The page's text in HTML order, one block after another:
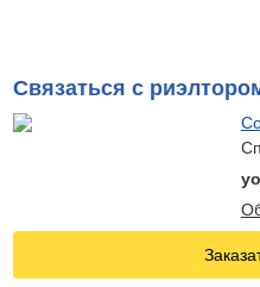
Связаться с